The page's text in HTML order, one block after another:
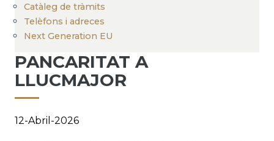
Catàleg de tràmits
Telèfons i adreces
Next Generation EU
PANCARITAT A
LLUCMAJOR
12-Abril-2026